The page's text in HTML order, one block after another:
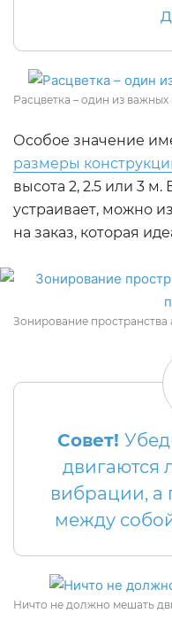
Расцветка – один из
Особое значение
размеры
высота 2, 2.5 или 3 м.
устраивает, можно
на заказ, которая
Зонирование
Совет!
двигаются
вибрации, а
между
Ничто не должно мешать